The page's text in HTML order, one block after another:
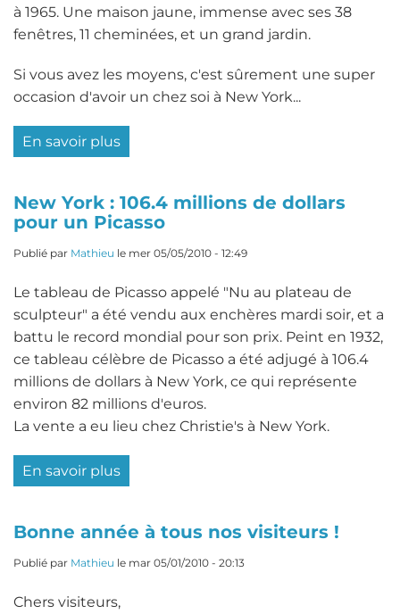
à 1965. Une maison jaune, immense avec ses 38
fenêtres, 11 cheminées, et un grand jardin.
Si vous avez les moyens, c'est sûrement une super
occasion d'avoir un chez soi à New York...
En savoir plus
la
maison
de
Capote
est
en
vente
New York : 106.4 millions de dollars
pour un Picasso
Publié par Mathieu le mer 05/05/2010 - 12:49
Le tableau de Picasso appelé "Nu au plateau de
sculpteur" a été vendu aux enchères mardi soir, et a
battu le record mondial pour son prix. Peint en 1932,
ce tableau célèbre de Picasso a été adjugé à 106.4
millions de dollars à New York, ce qui représente
environ 82 millions d'euros.
La vente a eu lieu chez Christie's à New York.
En savoir plus
:
106.4
Bonne année à tous nos visiteurs !
Publié par Mathieu le mar 05/01/2010 - 20:13
Chers visiteurs,